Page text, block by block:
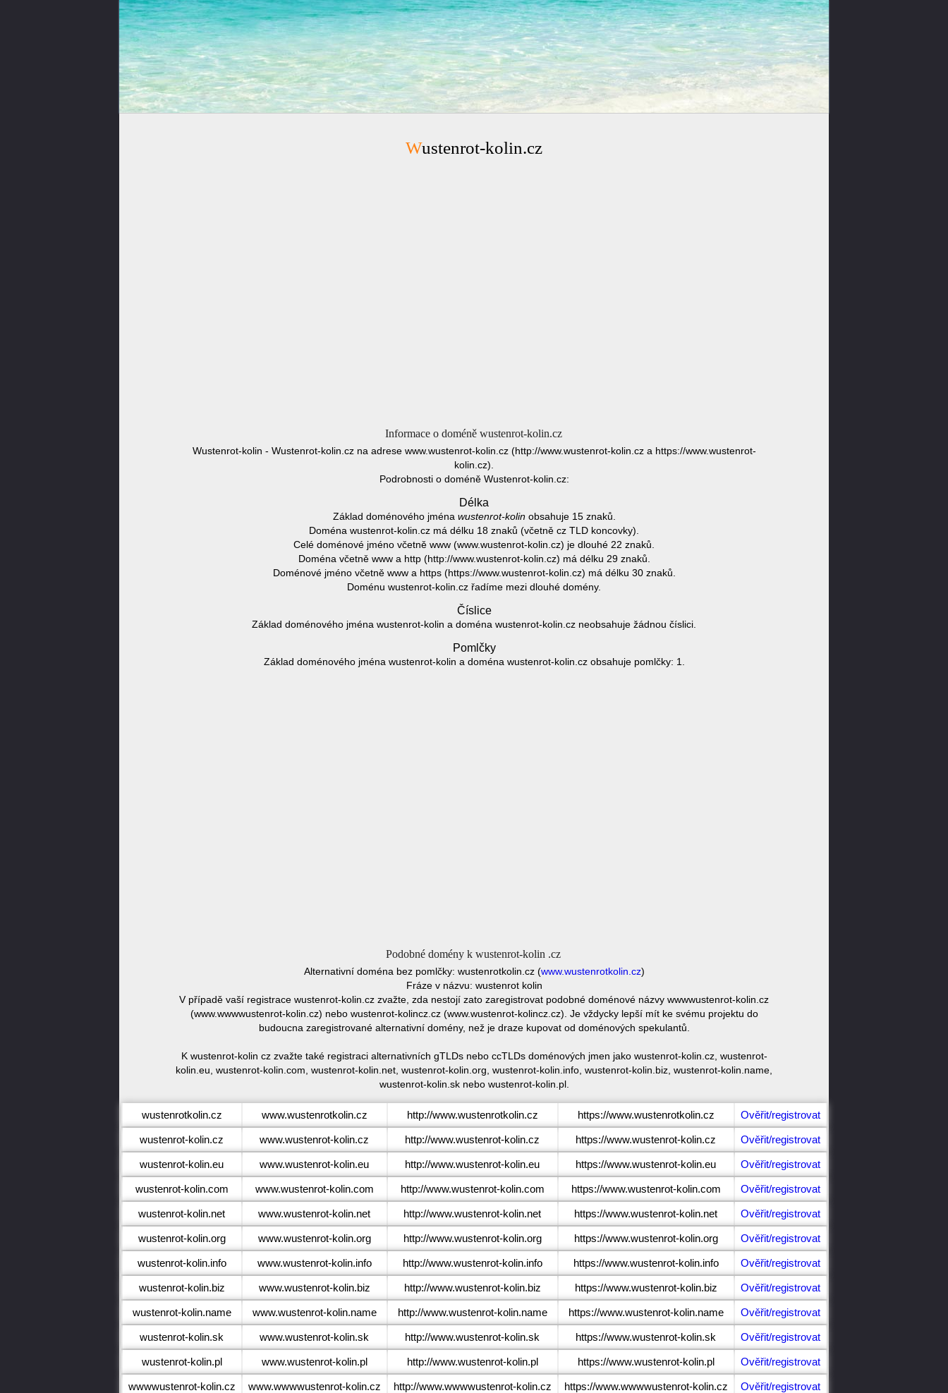
Wustenrot-kolin.cz
Informace o doméně wustenrot-kolin.cz
Wustenrot-kolin - Wustenrot-kolin.cz na adrese www.wustenrot-kolin.cz (http://www.wustenrot-kolin.cz a https://www.wustenrot-
kolin.cz).
Podrobnosti o doméně Wustenrot-kolin.cz:
Délka
Základ doménového jména wustenrot-kolinobsahuje 15 znaků.
Doména wustenrot-kolin.cz má délku 18 znaků (včetně cz TLD koncovky).
Celé doménové jméno včetně www (www.wustenrot-kolin.cz) je dlouhé 22 znaků.
Doména včetně www a http (http://www.wustenrot-kolin.cz) má délku 29 znaků.
Doménové jméno včetně www a https (https://www.wustenrot-kolin.cz) má délku 30 znaků.
Doménu wustenrot-kolin.cz řadíme mezi dlouhé domény.
Číslice
Základ doménového jména wustenrot-kolin a doména wustenrot-kolin.cz neobsahuje žádnou číslici.
Pomlčky
Základ doménového jména wustenrot-kolin a doména wustenrot-kolin.cz obsahuje pomlčky: 1.
Podobné domény k wustenrot-kolin .cz
Alternativní doména bez pomlčky: wustenrotkolin.cz (www.wustenrotkolin.cz)
Fráze v názvu: wustenrot kolin
V případě vaší registrace wustenrot-kolin.cz zvažte, zda nestojí zato zaregistrovat podobné doménové názvy wwwwustenrot-kolin.cz
(www.wwwwustenrot-kolin.cz) nebo wustenrot-kolincz.cz (www.wustenrot-kolincz.cz). Je vždycky lepší mít ke svému projektu do
budoucna zaregistrované alternativní domény, než je draze kupovat od doménových spekulantů.
K wustenrot-kolin cz zvažte také registraci alternativních gTLDs nebo ccTLDs doménových jmen jako wustenrot-kolin.cz, wustenrot-
kolin.eu, wustenrot-kolin.com, wustenrot-kolin.net, wustenrot-kolin.org, wustenrot-kolin.info, wustenrot-kolin.biz, wustenrot-kolin.name,
wustenrot-kolin.sk nebo wustenrot-kolin.pl.
wustenrotkolin.cz www.wustenrotkolin.cz http://www.wustenrotkolin.cz https://www.wustenrotkolin.cz Ověřit/registrovat
wustenrot-kolin.cz www.wustenrot-kolin.cz http://www.wustenrot-kolin.cz https://www.wustenrot-kolin.cz Ověřit/registrovat
wustenrot-kolin.eu www.wustenrot-kolin.eu http://www.wustenrot-kolin.eu https://www.wustenrot-kolin.eu Ověřit/registrovat
wustenrot-kolin.com www.wustenrot-kolin.com http://www.wustenrot-kolin.com https://www.wustenrot-kolin.com Ověřit/registrovat
wustenrot-kolin.net www.wustenrot-kolin.net http://www.wustenrot-kolin.net https://www.wustenrot-kolin.net Ověřit/registrovat
wustenrot-kolin.org www.wustenrot-kolin.org http://www.wustenrot-kolin.org https://www.wustenrot-kolin.org Ověřit/registrovat
wustenrot-kolin.info www.wustenrot-kolin.info http://www.wustenrot-kolin.info https://www.wustenrot-kolin.info Ověřit/registrovat
wustenrot-kolin.biz www.wustenrot-kolin.biz http://www.wustenrot-kolin.biz https://www.wustenrot-kolin.biz Ověřit/registrovat
wustenrot-kolin.name www.wustenrot-kolin.name http://www.wustenrot-kolin.name https://www.wustenrot-kolin.name Ověřit/registrovat
wustenrot-kolin.sk www.wustenrot-kolin.sk http://www.wustenrot-kolin.sk https://www.wustenrot-kolin.sk Ověřit/registrovat
wustenrot-kolin.pl www.wustenrot-kolin.pl http://www.wustenrot-kolin.pl https://www.wustenrot-kolin.pl Ověřit/registrovat
wwwwustenrot-kolin.cz www.wwwwustenrot-kolin.cz http://www.wwwwustenrot-kolin.cz https://www.wwwwustenrot-kolin.cz Ověřit/registrovat